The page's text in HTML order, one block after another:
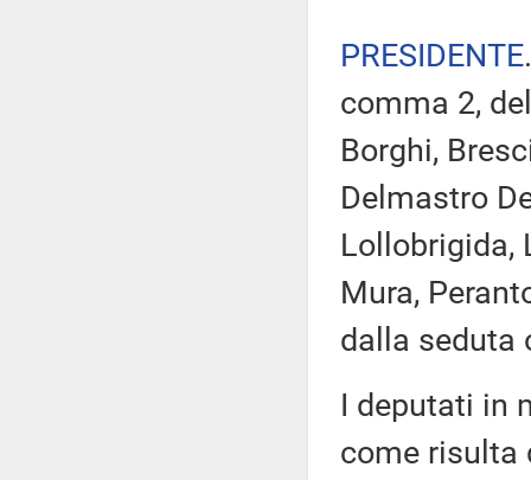
PRESIDENTE
comma 2,
Borghi,
Delmastro
Lollobrigida,
Mura,
dalla seduta
I deputati in
come risulta